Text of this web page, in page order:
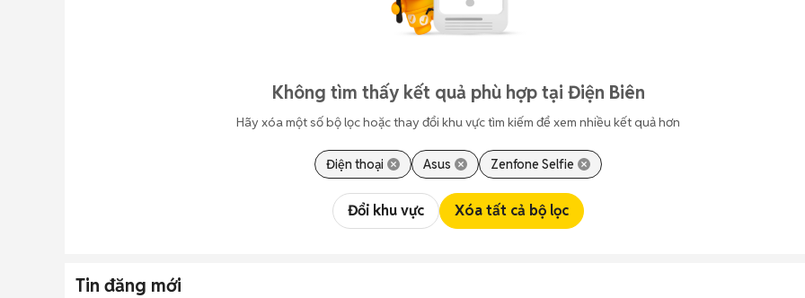
Không tìm thấy kết quả phù hợp tại Điện Biên
Hãy xóa một số bộ lọc hoặc thay đổi khu vực tìm kiếm để xem nhiều kết quả hơn
Điện thoại Asus Zenfone Selfie
Đổi khu vực Xóa tất cả bộ lọc
Tin đăng mới